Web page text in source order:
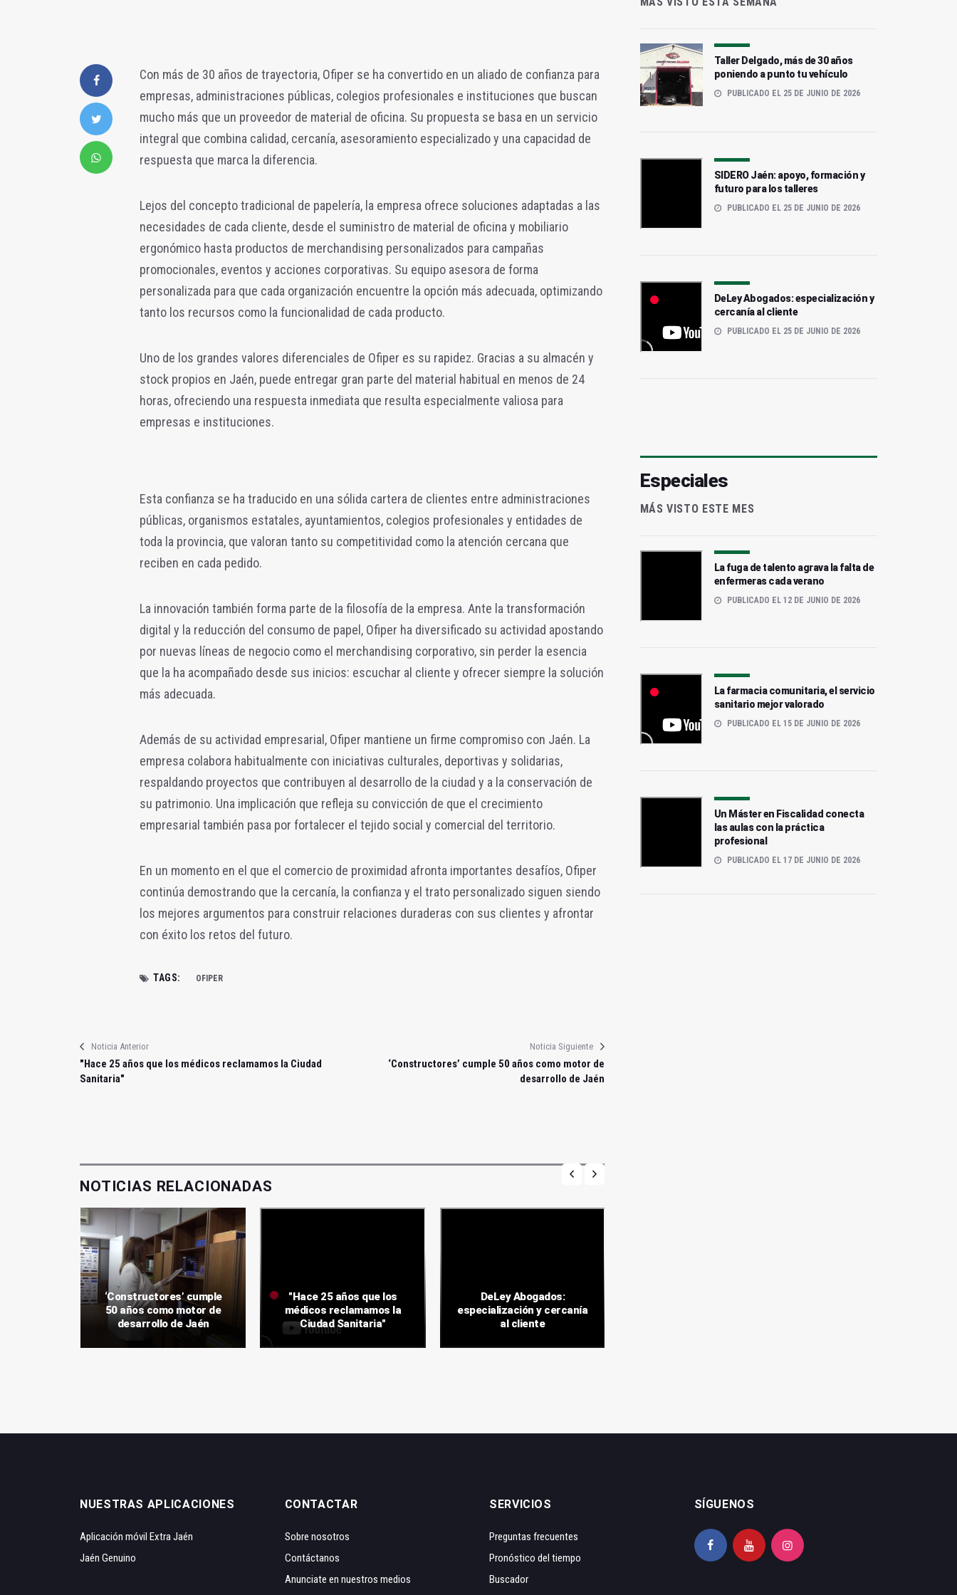
Con más de 30 años de trayectoria, Ofiper se ha convertido en un aliado de confianza para
empresas, administraciones públicas, colegios profesionales e instituciones que buscan
mucho más que un proveedor de material de oficina. Su propuesta se basa en un servicio
integral que combina calidad, cercanía, asesoramiento especializado y una capacidad de
respuesta que marca la diferencia.
Lejos del concepto tradicional de papelería, la empresa ofrece soluciones adaptadas a las
necesidades de cada cliente, desde el suministro de material de oficina y mobiliario
ergonómico hasta productos de merchandising personalizados para campañas
promocionales, eventos y acciones corporativas. Su equipo asesora de forma
personalizada para que cada organización encuentre la opción más adecuada, optimizando
tanto los recursos como la funcionalidad de cada producto.
Uno de los grandes valores diferenciales de Ofiper es su rapidez. Gracias a su almacén y
stock propios en Jaén, puede entregar gran parte del material habitual en menos de 24
horas, ofreciendo una respuesta inmediata que resulta especialmente valiosa para
empresas e instituciones.
Esta confianza se ha traducido en una sólida cartera de clientes entre administraciones
públicas, organismos estatales, ayuntamientos, colegios profesionales y entidades de
toda la provincia, que valoran tanto su competitividad como la atención cercana que
reciben en cada pedido.
La innovación también forma parte de la filosofía de la empresa. Ante la transformación
digital y la reducción del consumo de papel, Ofiper ha diversificado su actividad apostando
por nuevas líneas de negocio como el merchandising corporativo, sin perder la esencia
que la ha acompañado desde sus inicios: escuchar al cliente y ofrecer siempre la solución
más adecuada.
Además de su actividad empresarial, Ofiper mantiene un firme compromiso con Jaén. La
empresa colabora habitualmente con iniciativas culturales, deportivas y solidarias,
respaldando proyectos que contribuyen al desarrollo de la ciudad y a la conservación de
su patrimonio. Una implicación que refleja su convicción de que el crecimiento
empresarial también pasa por fortalecer el tejido social y comercial del territorio.
En un momento en el que el comercio de proximidad afronta importantes desafíos, Ofiper
continúa demostrando que la cercanía, la confianza y el trato personalizado siguen siendo
los mejores argumentos para construir relaciones duraderas con sus clientes y afrontar
con éxito los retos del futuro.
TAGS: OFIPER
Noticia Anterior
"Hace 25 años que los médicos reclamamos la Ciudad
Sanitaria"
Noticia Siguiente
‘Constructores’ cumple 50 años como motor de
desarrollo de Jaén
NOTICIAS RELACIONADAS
‘Constructores’ cumple
50 años como motor de
desarrollo de Jaén
"Hace 25 años que los
médicos reclamamos la
Ciudad Sanitaria"
DeLey Abogados:
especialización y cercanía
al cliente
Taller Delgado, más de 30 años
poniendo a punto tu vehículo
PUBLICADO EL 25 DE JUNIO DE 2026
SIDERO Jaén: apoyo, formación y
futuro para los talleres
PUBLICADO EL 25 DE JUNIO DE 2026
DeLey Abogados: especialización y
cercanía al cliente
PUBLICADO EL 25 DE JUNIO DE 2026
Especiales
MÁS VISTO ESTE MES
La fuga de talento agrava la falta de
enfermeras cada verano
PUBLICADO EL 12 DE JUNIO DE 2026
La farmacia comunitaria, el servicio
sanitario mejor valorado
PUBLICADO EL 15 DE JUNIO DE 2026
Un Máster en Fiscalidad conecta
las aulas con la práctica
profesional
PUBLICADO EL 17 DE JUNIO DE 2026
NUESTRAS APLICACIONES
Aplicación móvil Extra Jaén
Jaén Genuino
CONTACTAR
Sobre nosotros
Contáctanos
Anunciate en nuestros medios
SERVICIOS
Preguntas frecuentes
Pronóstico del tiempo
Buscador
SÍGUENOS